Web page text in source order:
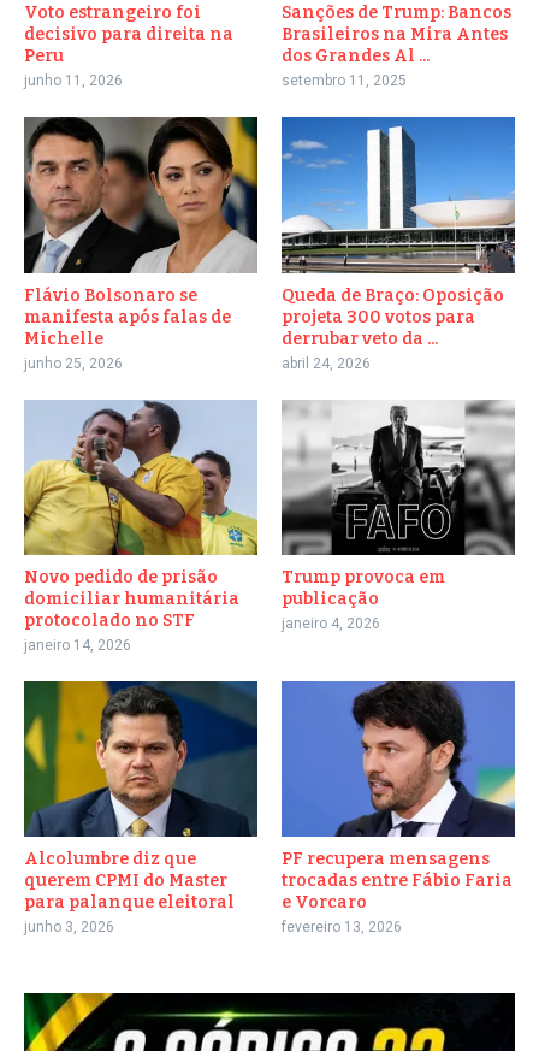
Voto estrangeiro foi
decisivo para direita na
Peru
junho 11, 2026
Sanções de Trump: Bancos
Brasileiros na Mira Antes
dos Grandes Al ...
setembro 11, 2025
Flávio Bolsonaro se
manifesta após falas de
Michelle
junho 25, 2026
Queda de Braço: Oposição
projeta 300 votos para
derrubar veto da ...
abril 24, 2026
Novo pedido de prisão
domiciliar humanitária
protocolado no STF
janeiro 14, 2026
Trump provoca em
publicação
janeiro 4, 2026
Alcolumbre diz que
querem CPMI do Master
para palanque eleitoral
junho 3, 2026
PF recupera mensagens
trocadas entre Fábio Faria
e Vorcaro
fevereiro 13, 2026